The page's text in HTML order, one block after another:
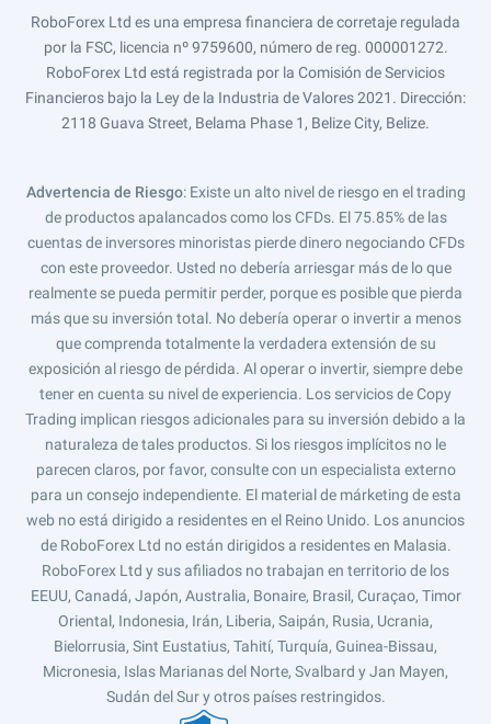
RoboForex Ltd es una empresa financiera de corretaje regulada
por la FSC, licencia nº 9759600, número de reg. 000001272.
RoboForex Ltd está registrada por la Comisión de Servicios
Financieros bajo la Ley de la Industria de Valores 2021. Dirección:
2118 Guava Street, Belama Phase 1, Belize City, Belize.
Advertencia de Riesgo: Existe un alto nivel de riesgo en el trading
de productos apalancados como los CFDs. El 75.85% de las
cuentas de inversores minoristas pierde dinero negociando CFDs
con este proveedor. Usted no debería arriesgar más de lo que
realmente se pueda permitir perder, porque es posible que pierda
más que su inversión total. No debería operar o invertir a menos
que comprenda totalmente la verdadera extensión de su
exposición al riesgo de pérdida. Al operar o invertir, siempre debe
tener en cuenta su nivel de experiencia. Los servicios de Copy
Trading implican riesgos adicionales para su inversión debido a la
naturaleza de tales productos. Si los riesgos implícitos no le
parecen claros, por favor, consulte con un especialista externo
para un consejo independiente. El material de márketing de esta
web no está dirigido a residentes en el Reino Unido. Los anuncios
de RoboForex Ltd no están dirigidos a residentes en Malasia.
RoboForex Ltd y sus afiliados no trabajan en territorio de los
EEUU, Canadá, Japón, Australia, Bonaire, Brasil, Curaçao, Timor
Oriental, Indonesia, Irán, Liberia, Saipán, Rusia, Ucrania,
Bielorrusia, Sint Eustatius, Tahití, Turquía, Guinea-Bissau,
Micronesia, Islas Marianas del Norte, Svalbard y Jan Mayen,
Sudán del Sur y otros países restringidos.